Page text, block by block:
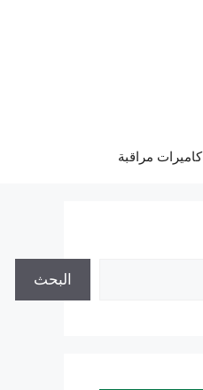
كاميرات مراقبة
البحث